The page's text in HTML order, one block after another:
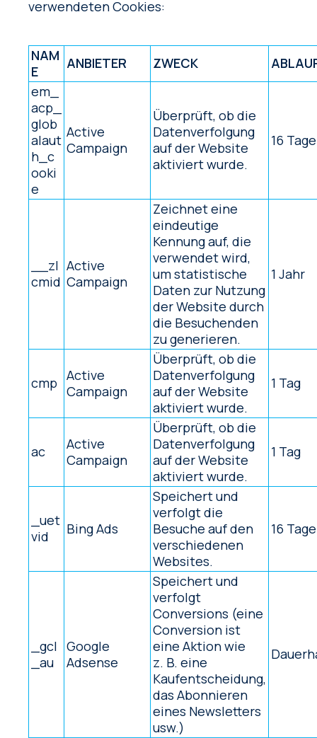
verwendeten Cookies:
NAM
E
ANBIETER ZWECK
em_
acp_
glob
alaut
h_c
ooki
e
Active
Campaign
Überprüft, ob die
Datenverfolgung
auf der Website
aktiviert wurde.
16 Tage
__zl
cmid
Active
Campaign
Zeichnet eine
eindeutige
Kennung auf, die
verwendet wird,
um statistische
Daten zur Nutzung
der Website durch
die Besuchenden
zu generieren.
1 Jahr
cmp
Active
Campaign
Überprüft, ob die
Datenverfolgung
auf der Website
aktiviert wurde.
1 Tag
ac
Active
Campaign
Überprüft, ob die
Datenverfolgung
auf der Website
aktiviert wurde.
1 Tag
_uet
vid
Bing Ads
Speichert und
verfolgt die
Besuche auf den
verschiedenen
Websites.
16 Tage
_gcl
_au
Google
Adsense
Speichert und
verfolgt
Conversions (eine
Conversion ist
eine Aktion wie
z. B. eine
Kaufentscheidung,
das Abonnieren
eines Newsletters
usw.)